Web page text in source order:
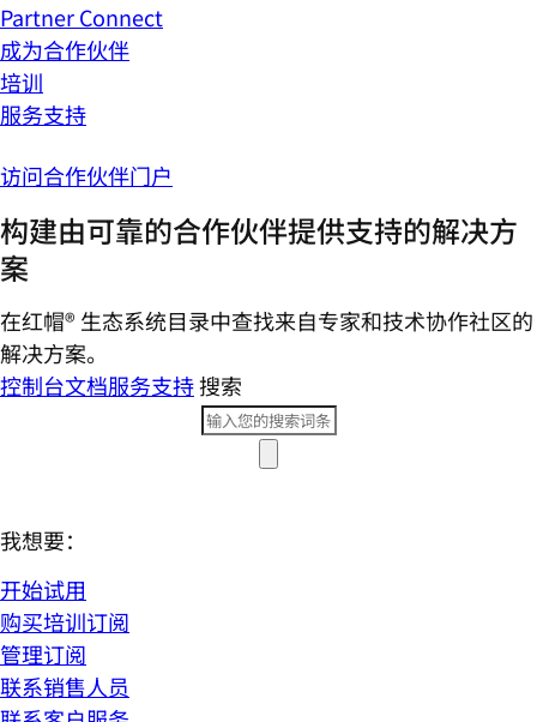
Partner Connect
成为合作伙伴
培训
服务支持
访问合作伙伴门户
构建由可靠的合作伙伴提供支持的解决方
案
在红帽® 生态系统目录中查找来自专家和技术协作社区的
解决方案。
控制台文档服务支持搜索
我想要：
开始试用
购买培训订阅
管理订阅
联系销售人员